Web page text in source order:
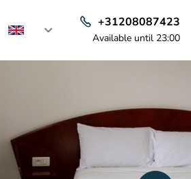
+31208087423
Available until 23:00